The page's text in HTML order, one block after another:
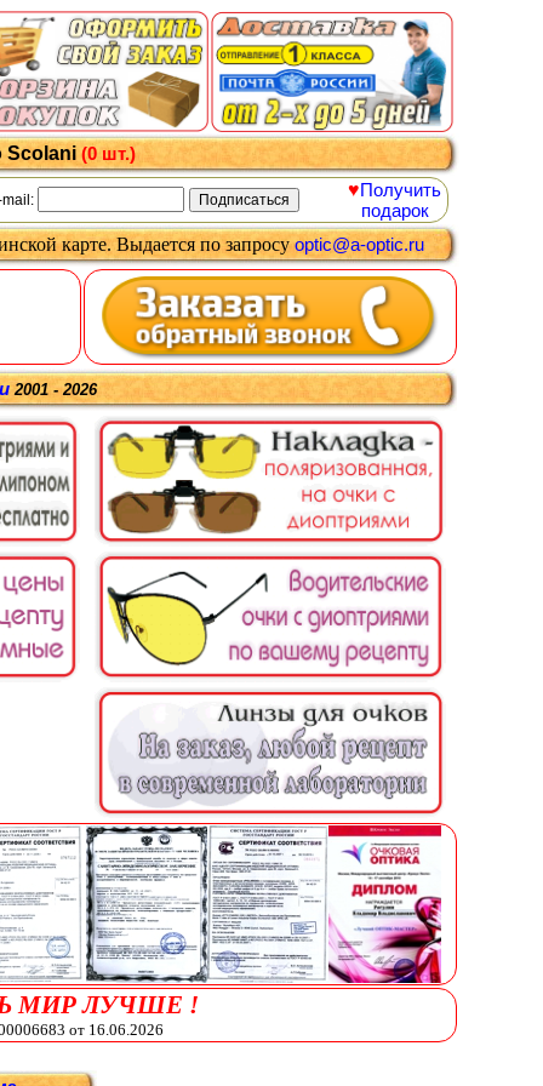
Scolani (0 шт.)
♥Получить
подарок
карте. Выдается по запросуoptic@a-optic.ru
2001 - 2026
МИР ЛУЧШЕ !
от 16.06.2026